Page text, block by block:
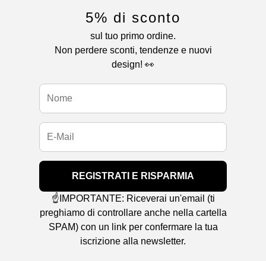
5% di sconto
sul tuo primo ordine.
Non perdere sconti, tendenze e nuovi
design! 👀
REGISTRATI E RISPARMIA
☝️IMPORTANTE: Riceverai un'email (ti
preghiamo di controllare anche nella cartella
SPAM) con un link per confermare la tua
iscrizione alla newsletter.